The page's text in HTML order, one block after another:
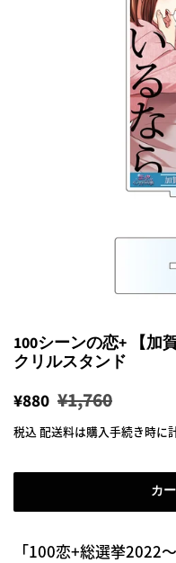
100シーンの恋+ 【加
クリルスタンド
通
常
格
¥880 販
売
格
¥1,760
税込 配送料は購入手続き時に
カ
「100恋+総選挙2022